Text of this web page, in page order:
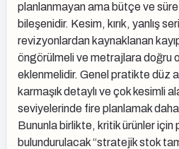
planlanmayan ama bütçe ve
bileşenidir. Kesim, kırık, yanlış
revizyonlardan kaynaklanan
öngörülmeli ve metrajlara doğru
eklenmelidir. Genel pratikte düz
karmaşık detaylı ve çok kesimli
seviyelerinde fire planlamak daha
Bununla birlikte, kritik ürünler
bulundurulacak “stratejik stok